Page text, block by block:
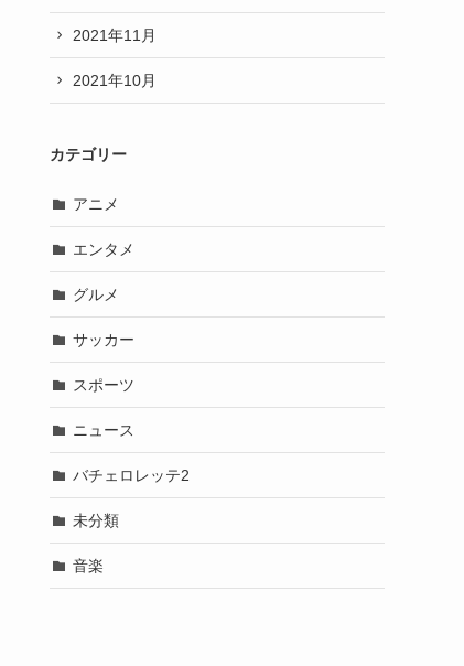
2021年11月
2021年10月
カテゴリー
アニメ
エンタメ
グルメ
サッカー
スポーツ
ニュース
バチェロレッテ2
未分類
音楽